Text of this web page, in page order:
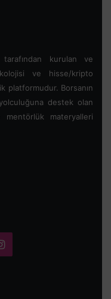
tarafından kurulan ve
ve hisse/kripto
platformudur. Borsanın
yolculuğuna destek olan
materyalleri
Instagram